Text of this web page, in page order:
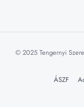
© 2025 Tengernyi
ÁSZF